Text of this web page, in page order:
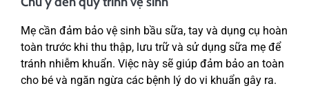
Mẹ cần đảm bảo vệ sinh bầu sữa, tay và dụng cụ hoàn
toàn trước khi thu thập, lưu trữ và sử dụng sữa mẹ để
tránh nhiễm khuẩn. Việc này sẽ giúp đảm bảo an toàn
cho bé và ngăn ngừa các bệnh lý do vi khuẩn gây ra.